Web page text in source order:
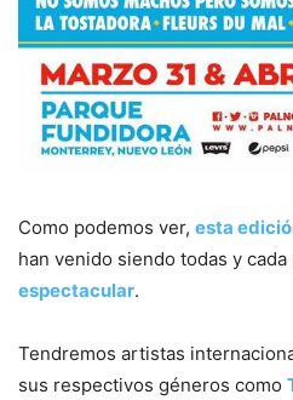
Como podemos ver, esta
han venido siendo todas y cada
espectacular.
Tendremos artistas
sus respectivos géneros como